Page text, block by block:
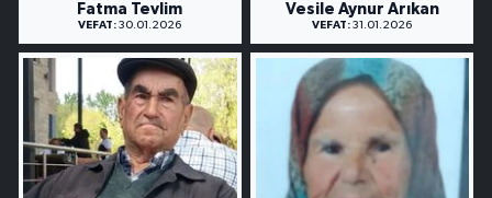
Fatma Tevlim
VEFAT: 30.01.2026
Vesile Aynur Arıkan
VEFAT: 31.01.2026